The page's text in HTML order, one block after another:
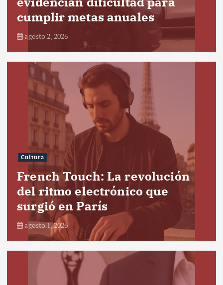
cumplir metas anuales
agosto 2, 2026
Cultura
French Touch: La revolución
del ritmo electrónico que
surgió en París
agosto 1, 2026